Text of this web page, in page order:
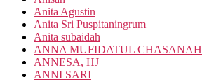
Anita Agustin
Anita Sri Puspitaningrum
Anita subaidah
ANNA MUFIDATUL CHASANAH
ANNESA, HJ
ANNI SARI